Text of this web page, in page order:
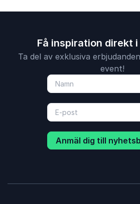
Få inspiration direkt
Ta del av exklusiva
event!
Anmäl dig till